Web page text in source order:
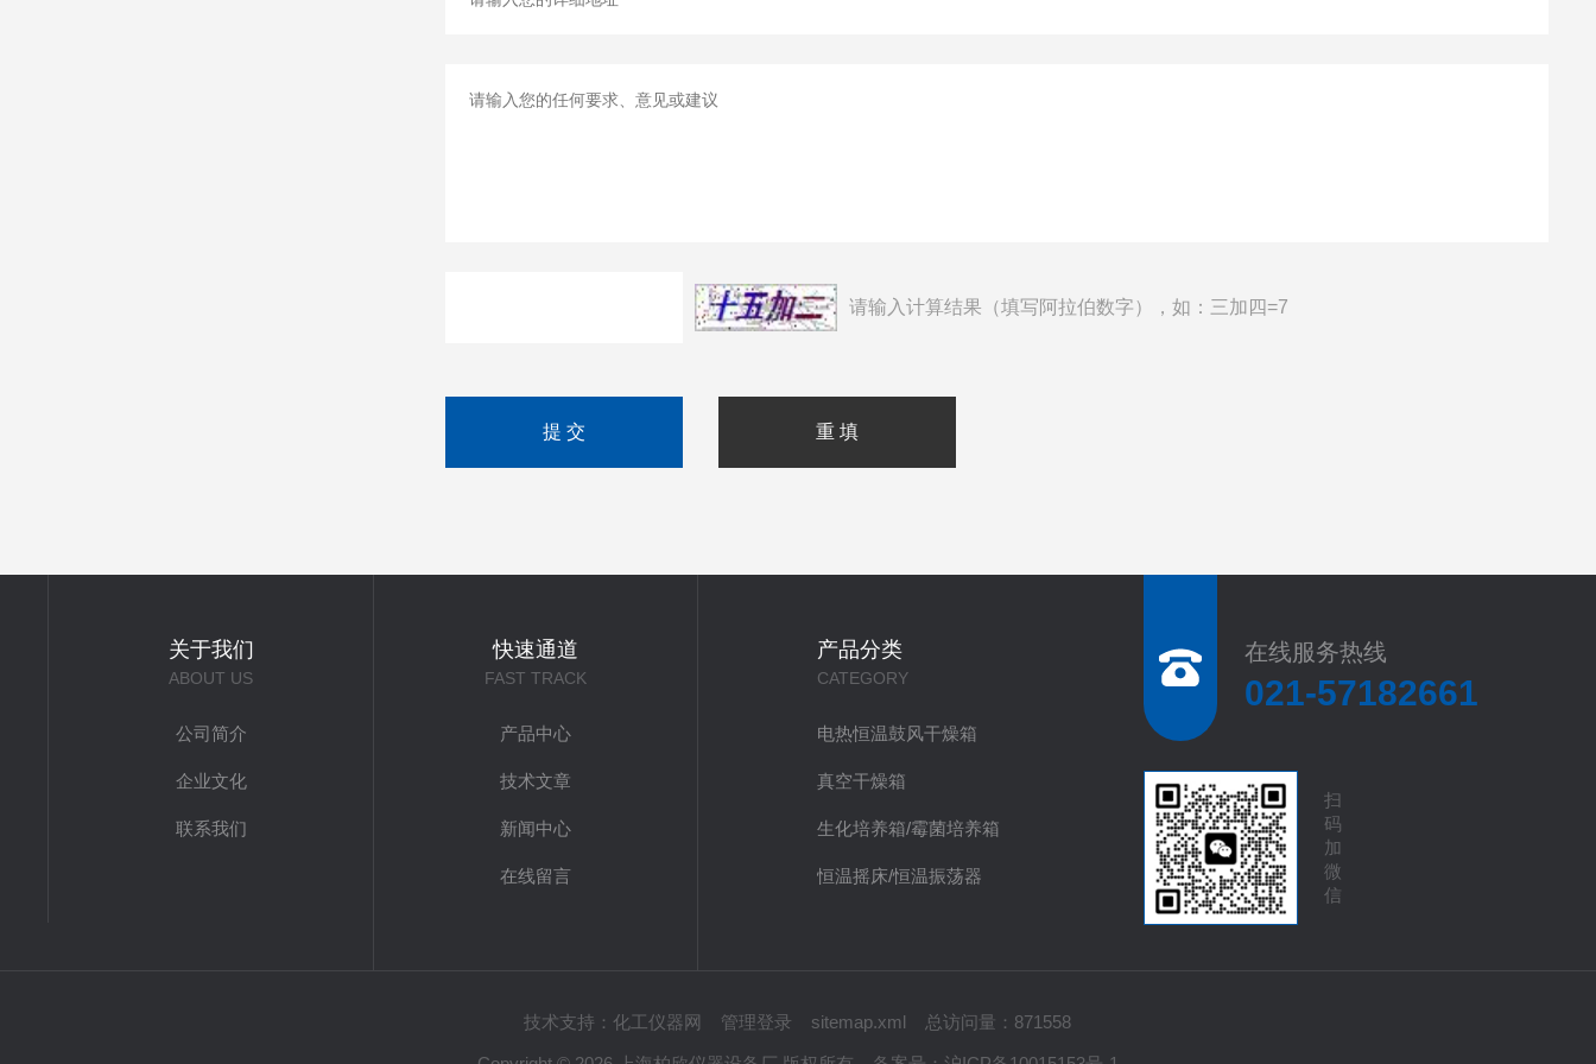
请输入计算结果（填写阿拉伯数字），如：三加四=7
关于我们
ABOUT US
公司简介
企业文化
联系我们
快速通道
FAST TRACK
产品中心
技术文章
新闻中心
在线留言
产品分类
CATEGORY
电热恒温鼓风干燥箱
真空干燥箱
生化培养箱/霉菌培养箱
恒温摇床/恒温振荡器
在线服务热线
021-57182661
扫
码
加
微
信
技术支持： 化工仪器网 管理登录 sitemap.xml 总访问量：871558